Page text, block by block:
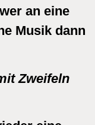
an eine
Musik dann
Zweifeln